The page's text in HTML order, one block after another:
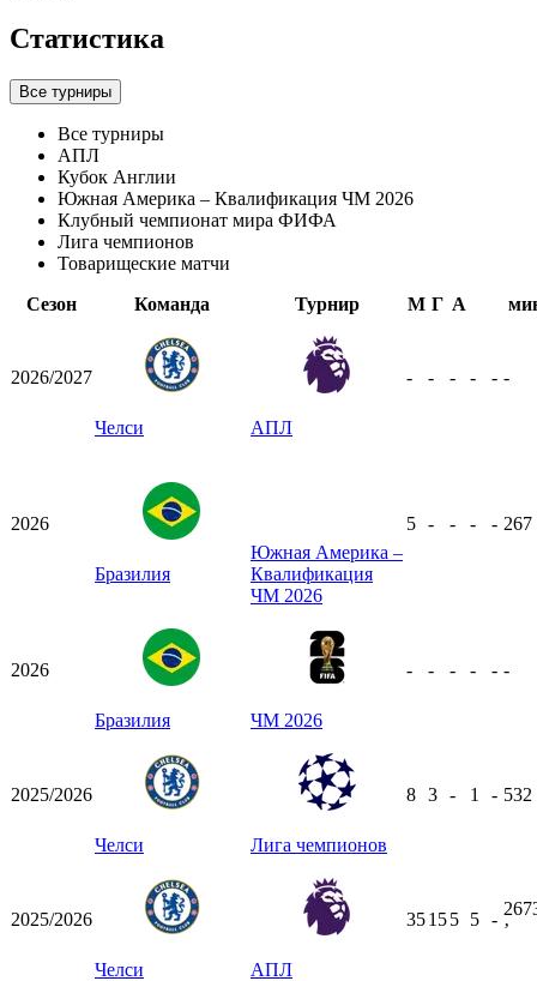
Статистика
Все турниры
Все турниры
АПЛ
Кубок Англии
Южная Америка – Квалификация ЧМ 2026
Клубный чемпионат мира ФИФА
Лига чемпионов
Товарищеские матчи
Сезон
Команда Турнир М Г А
2026/2027
Челси АПЛ
- - - - - -
2026
Бразилия
Южная Америка –
Квалификация
ЧМ 2026
5 - - - - 267
2026
Бразилия ЧМ 2026
- - - - - -
2025/2026
Челси Лига чемпионов
8 3 - 1 - 532
2025/2026
Челси АПЛ
35155 5 -
ʼ